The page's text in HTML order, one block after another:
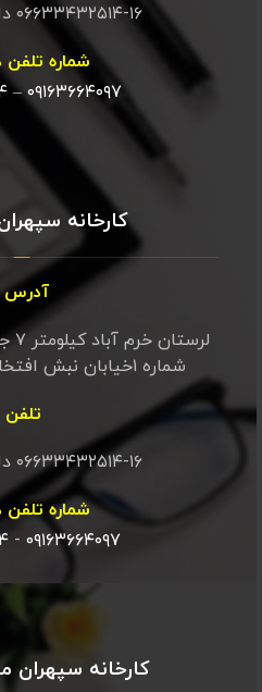
۰۶۶۳۳۴۳۲۵۱۴-۱۶ داخلی ۱۰۱-۱۰۲-۱۰۳
شماره تلفن
۰۹۱۶۳۶۶۴۰۹۷ –
کارخانه
آدرس
شماره ۱خیابان نبش افتخار ۲ سپهران مهان آرا
تلفن
۰۶۶۳۳۴۳۲۵۱۴-۱۶ داخلی ۱۰۱-۱۰۲-۱۰۳
شماره تلفن
۰۹۱۶۳۶۶۴۰۹۷ -
کارخانه